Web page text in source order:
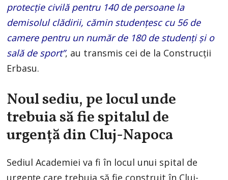
protecţie civilă pentru 140 de persoane la
demisolul clădirii, cămin studențesc cu 56 de
camere pentru un număr de 180 de studenţi și o
sală de sport”, au transmis cei de la Construcții
Erbasu.
Noul sediu, pe locul unde
trebuia să fie spitalul de
urgență din Cluj-Napoca
Sediul Academiei va fi în locul unui spital de
urgențe care trebuia să fie construit în Cluj-